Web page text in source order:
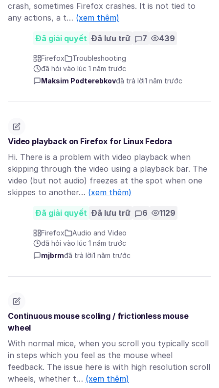
crash, sometimes Firefox crashes. It is not tied to
any actions, a t… (xem thêm)
Đã giải quyết Đã lưu trữ 7 439
Firefox
Troubleshooting
đã hỏi vào lúc 1 năm trước
Maksim Podterebkovđã trả lời1 năm trước
Video playback on Firefox for Linux Fedora
Hi. There is a problem with video playback when
skipping through the video using a playback bar. The
video (but not audio) freezes at the spot when one
skippes to another… (xem thêm)
Đã giải quyết Đã lưu trữ 6 1129
Firefox
Audio and Video
đã hỏi vào lúc 1 năm trước
mjbrmđã trả lời1 năm trước
Continuous mouse scolling / frictionless mouse
wheel
With normal mice, when you scroll you typically scoll
in steps which you feel as the mouse wheel
feedback. The issue here is with high resolution scroll
wheels, whether t… (xem thêm)